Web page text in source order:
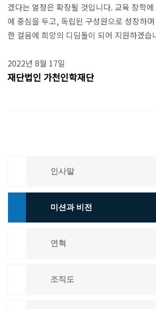
겠다는 열정은 확장될 것입니다. 교육 장학
에 중심을 두고, 독립된 구성원으로 성장하
한 걸음에 희망의 디딤돌이 되어 지원하겠습
2022년 8월 17일
재단법인 가천인학재단
인사말
미션과 비전
연혁
조직도